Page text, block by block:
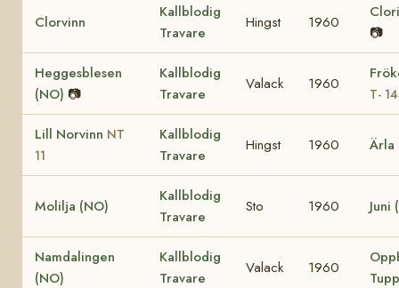
Clorvinn
Kallblodig
Travare
Hingst 1960
📷
Heggesblesen
(NO) 📷
Kallblodig
Travare
Valack 1960
T-
Lill Norvinn NT
11
Kallblodig
Travare
Hingst 1960 Ärla
Molilja (NO)
Kallblodig
Travare
Sto 1960 Juni
Namdalingen
(NO)
Kallblodig
Travare
Valack 1960